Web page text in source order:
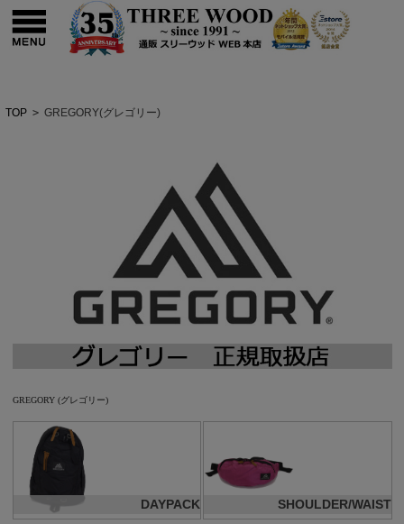
TOP > GREGORY(グレゴリー)
GREGORY (グレゴリー)
DAYPACK SHOULDER/WAIST